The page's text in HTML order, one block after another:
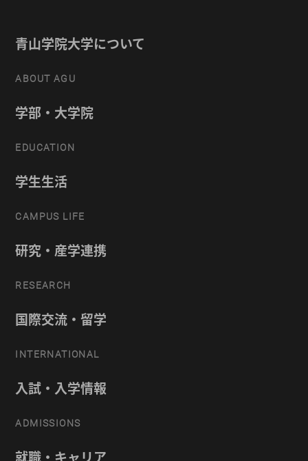
青山学院大学について
ABOUT AGU
学部・大学院
EDUCATION
学生生活
CAMPUS LIFE
研究・産学連携
RESEARCH
国際交流・留学
INTERNATIONAL
入試・入学情報
ADMISSIONS
就職・キャリア